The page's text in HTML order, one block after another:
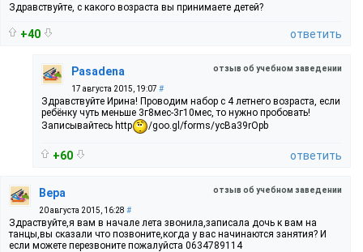
Здравствуйте, с какого возраста вы принимаете детей?
+40 ответить
отзыв об учебном заведении
Pasadena
17 августа 2015, 19:07 #
Здравствуйте Ирина! Проводим набор с 4 летнего возраста, если
ребёнку чуть меньше 3г8мес-3г10мес, то нужно пробовать!
Записывайтесь http
/goo.gl/forms/ycBa39rOpb
+60 ответить
отзыв об учебном заведении
Вера
20 августа 2015, 16:28 #
Здраствуйте,я вам в начале лета звонила,записала дочь к вам на
танцы,вы сказали что позвоните,когда у вас начинаются занятия? И
если можете перезвоните пожалуйста 0634789114